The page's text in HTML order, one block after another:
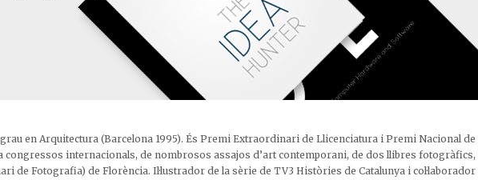
en Arquitectura (Barcelona 1995). És Premi Extraordinari de Llicenciatura i Premi Nacional de
internacionals, de nombrosos assajos d’art contemporani, de dos llibres fotogràfics,
de Fotografia) de Florència. Il·lustrador de la sèrie de TV3 Històries de Catalunya i col·laborador